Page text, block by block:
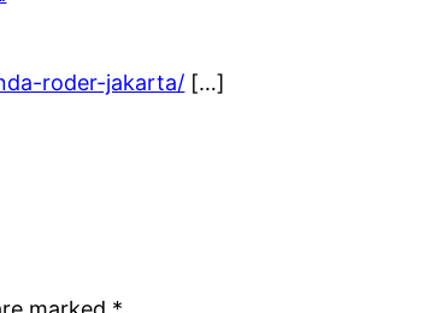
roder-jakarta/ […]